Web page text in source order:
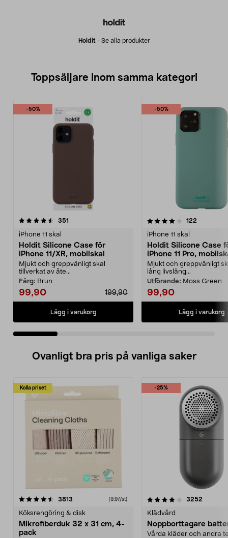
Holdit - Se alla produkter
Toppsäljare inom samma kategori
-50%
351
iPhone 11 skal
Holdit Silicone Case för
iPhone 11/XR, mobilskal
Mjukt och greppvänligt skal
tillverkat av åte...
Färg: Brun
99,90 199,90
Lägg i varukorg
-50%
4.0 av 5 stjärnor 122
iPhone 11 skal
Holdit Silicone Case
iPhone 11 Pro,
Mjukt och greppvänligt
lång livsläng...
Utförande: Moss Green
99,90
Lägg i varukorg
4.5 av 5 stjärnor
Ovanligt bra pris på vanliga saker
Kolla priset
3813 (9,97/st)
Köksrengöring & disk
Mikrofiberduk 32 x 31 cm, 4-
pack
-25%
4.0av 5 stjärnor 3252
Klädvård
Noppborttagare
Vårda kläder och andra
4.5av 5 stjärnor